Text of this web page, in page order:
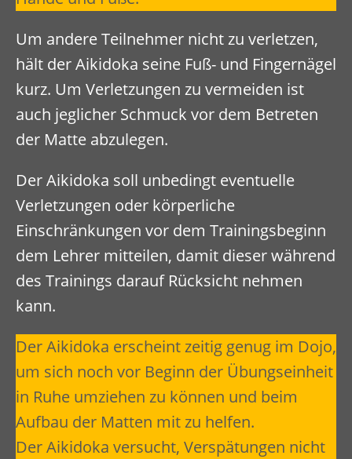
Um andere Teilnehmer nicht zu verletzen,
hält der Aikidoka seine Fuß- und Fingernägel
kurz. Um Verletzungen zu vermeiden ist
auch jeglicher Schmuck vor dem Betreten
der Matte abzulegen.
Der Aikidoka soll unbedingt eventuelle
Verletzungen oder körperliche
Einschränkungen vor dem Trainingsbeginn
dem Lehrer mitteilen, damit dieser während
des Trainings darauf Rücksicht nehmen
kann.
Der Aikidoka erscheint zeitig genug im Dojo,
um sich noch vor Beginn der Übungseinheit
in Ruhe umziehen zu können und beim
Aufbau der Matten mit zu helfen.
Der Aikidoka versucht, Verspätungen nicht